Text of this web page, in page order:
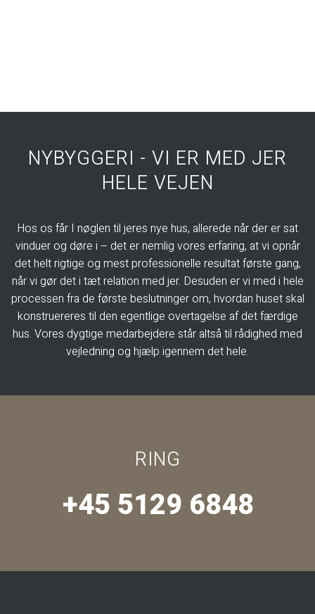
NYBYGGERI - VI ER MED JER
HELE VEJEN
Hos os får I nøglen til jeres nye hus, allerede når der er sat
vinduer og døre i – det er nemlig vores erfaring, at vi opnår
det helt rigtige og mest professionelle resultat første gang,
når vi gør det i tæt relation med jer. Desuden er vi med i hele
processen fra de første beslutninger om, hvordan huset skal
konstruereres til den egentlige overtagelse af det færdige
hus. Vores dygtige medarbejdere står altså til rådighed med
vejledning og hjælp igennem det hele.​
RING
+45 5129 6848​